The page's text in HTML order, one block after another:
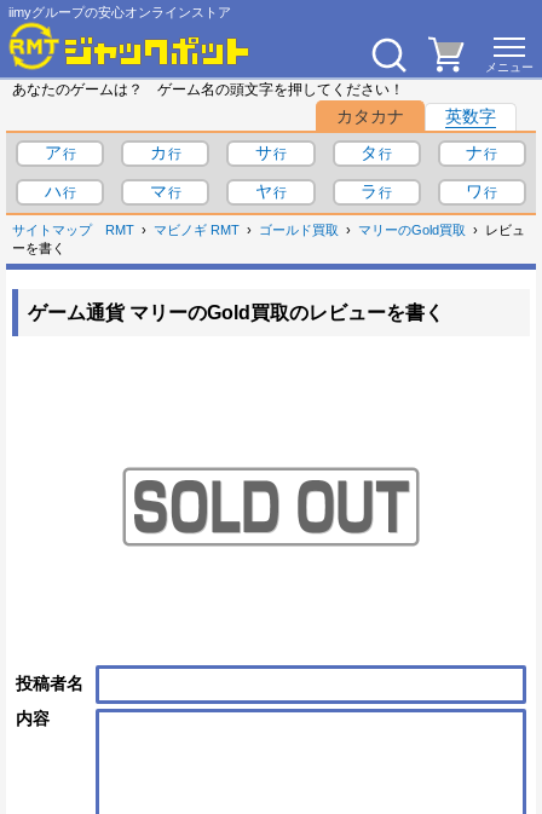
iimyグループの安心オンラインストア
あなたのゲームは？ ゲーム名の頭文字を押してください！
カタカナ
英数字
ア
カ サ タ
ナ
ハ
マ ヤ ラ ワ
サイトマップ RMT マビノギ RMT ゴールド買取 マリーのGold買取
レビュ
ーを書く
ゲーム通貨 マリーのGold買取のレビューを書く
投稿者名
内容